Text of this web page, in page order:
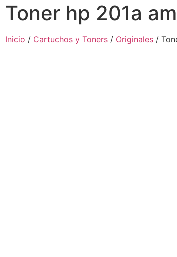
Toner hp 201a
Inicio / Cartuchos y Toners / Originales /